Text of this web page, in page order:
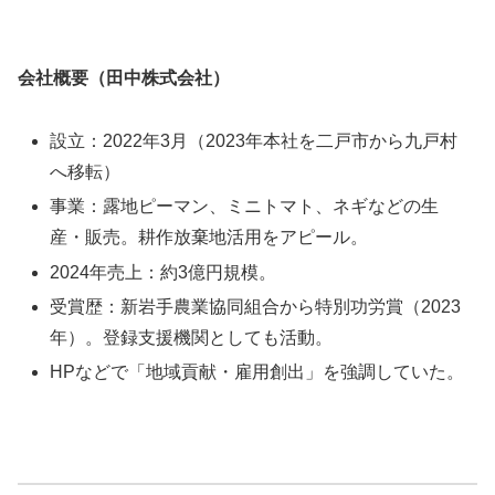
会社概要（田中株式会社）
設立：2022年3月（2023年本社を二戸市から九戸村
へ移転）
事業：露地ピーマン、ミニトマト、ネギなどの生
産・販売。耕作放棄地活用をアピール。
2024年売上：約3億円規模。
受賞歴：新岩手農業協同組合から特別功労賞（2023
年）。登録支援機関としても活動。
HPなどで「地域貢献・雇用創出」を強調していた。